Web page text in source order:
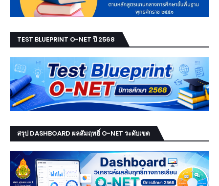
TEST BLUEPRINT O-NET ปี 2568
สรุป DASHBOARD ผลสัมฤทธิ์ O-NET ระดับเขต